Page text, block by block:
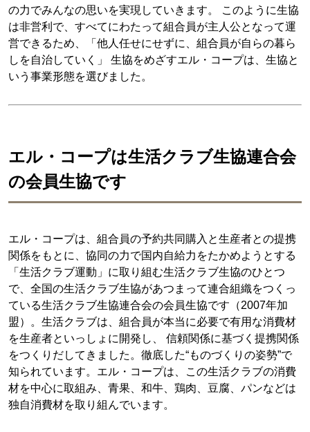
の力でみんなの思いを実現していきます。 このように生協
は非営利で、すべてにわたって組合員が主人公となって運
営できるため、「他人任せにせずに、組合員が自らの暮ら
しを自治していく」 生協をめざすエル・コープは、生協と
いう事業形態を選びました。
エル・コープは生活クラブ生協連合会
の会員生協です
エル・コープは、組合員の予約共同購入と生産者との提携
関係をもとに、協同の力で国内自給力をたかめようとする
「生活クラブ運動」に取り組む生活クラブ生協のひとつ
で、全国の生活クラブ生協があつまって連合組織をつくっ
ている生活クラブ生協連合会の会員生協です（2007年加
盟）。生活クラブは、組合員が本当に必要で有用な消費材
を生産者といっしょに開発し、 信頼関係に基づく提携関係
をつくりだしてきました。徹底した“ものづくりの姿勢”で
知られています。エル・コープは、この生活クラブの消費
材を中心に取組み、青果、和牛、鶏肉、豆腐、パンなどは
独自消費材を取り組んでいます。